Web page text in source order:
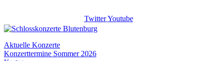
Twitter Youtube
Aktuelle Konzerte
Konzerttermine Sommer 2026